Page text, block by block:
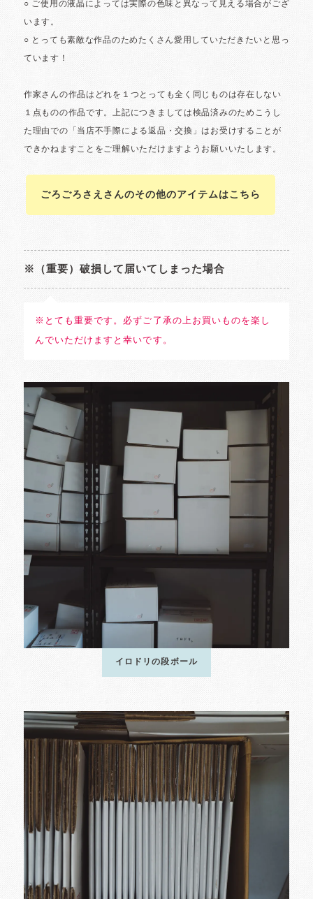
ごろごろさえさんのその他のアイテムはこちら
※（重要）破損して届いてしまった場合
※とても重要です。必ずご了承の上お買いものを楽し
んでいただけますと幸いです。
イロドリの段ボール